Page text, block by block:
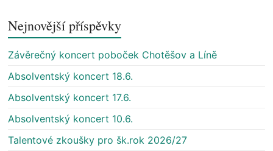
Nejnovější příspěvky
Závěrečný koncert poboček Chotěšov a Líně
Absolventský koncert 18.6.
Absolventský koncert 17.6.
Absolventský koncert 10.6.
Talentové zkoušky pro šk.rok 2026/27